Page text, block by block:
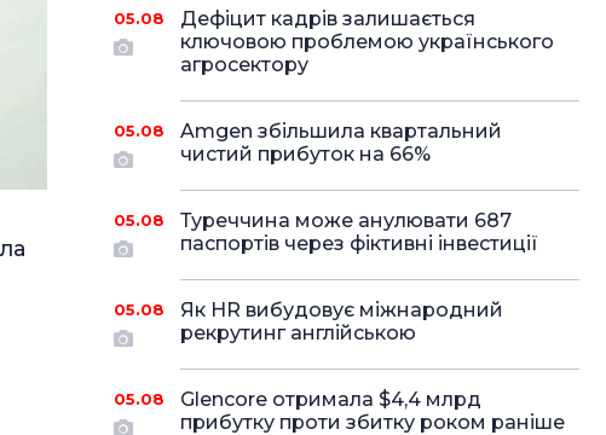
05.08
Дефіцит кадрів залишається
ключовою проблемою українського
агросектору
05.08
Amgen збільшила квартальний
чистий прибуток на 66%
05.08
Туреччина може анулювати 687
паспортів через фіктивні інвестиції
05.08
Як HR вибудовує міжнародний
рекрутинг англійською
05.08
Glencore отримала $4,4 млрд
прибутку проти збитку роком раніше